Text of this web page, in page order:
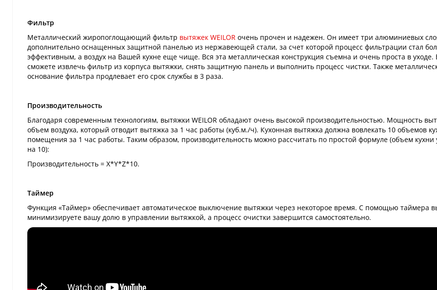
Фильтр
Металлический жиропоглощающий фильтр вытяжек WEILOR очень прочен и надежен. Он имеет три алюминиевых
дополнительно оснащенных защитной панелью из нержавеющей стали, за счет которой процесс фильтрации стал
эффективным, а воздух на Вашей кухне еще чище. Вся эта металлическая конструкция съемна и очень проста в уходе.
сможете извлечь фильтр из корпуса вытяжки, снять защитную панель и выполнить процесс чистки. Также
основание фильтра продлевает его срок службы в 3 раза.
Производительность
Благодаря современным технологиям, вытяжки WEILOR обладают очень высокой производительностью. Мощность
объем воздуха, который отводит вытяжка за 1 час работы (куб.м./ч). Кухонная вытяжка должна вовлекать 10 объемов
помещения за 1 час работы. Таким образом, производительность можно рассчитать по простой формуле (объем
на 10):
Производительность = X*Y*Z*10.
Таймер
Функция «Таймер» обеспечивает автоматическое выключение вытяжки через некоторое время. С помощью таймера
минимизируете вашу долю в управлении вытяжкой, а процесс очистки завершится самостоятельно.